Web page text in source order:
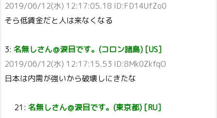
2019/06/12(水) 12:17:05.18 ID:FD14UfZo0
そら低賃金だと人は来なくなる
3: 名無しさん＠涙目です。(コロン諸島) [US]
2019/06/12(水) 12:17:15.53 ID:8Mk0ZkfqO
日本は内需が強いから破壊しにきたな
21: 名無しさん＠涙目です。(東京都) [RU]